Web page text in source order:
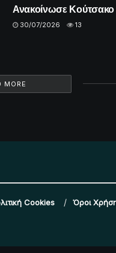
Ανακοίνωσε Κούτσακο
30/07/2026 13
MORE
Cookies Όροι